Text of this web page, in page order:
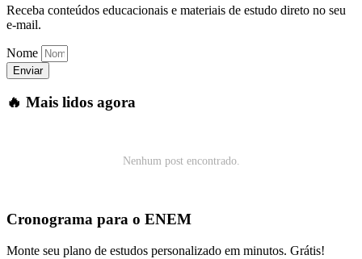
Receba conteúdos educacionais e materiais de estudo direto no seu
e-mail.
Nome
Enviar
🔥 Mais lidos agora
Nenhum post encontrado.
Cronograma para o ENEM
Monte seu plano de estudos personalizado em minutos. Grátis!